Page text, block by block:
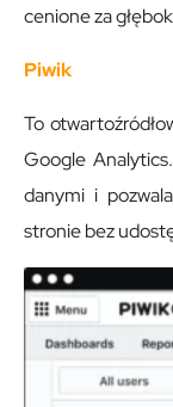
cenione za
Piwik
To
Google
danymi i
stronie bez